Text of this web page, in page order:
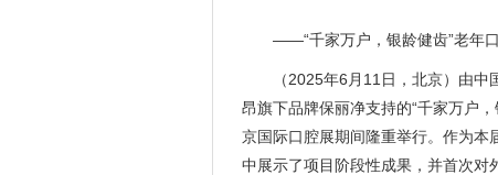
——“千家万户，银龄健齿”老年
（2025年6月11日，北京）由
昂旗下品牌保丽净支持的“千家万户
京国际口腔展期间隆重举行。作为本
中展示了项目阶段性成果，并首次对